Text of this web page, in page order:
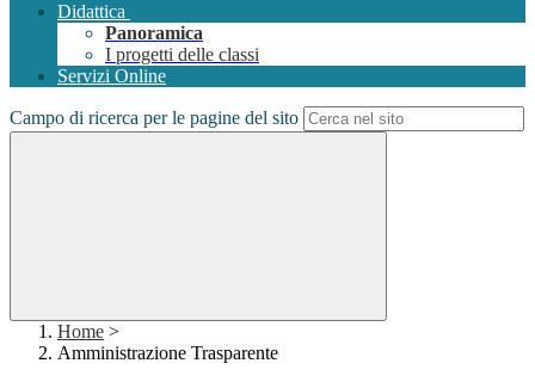
Didattica
Panoramica
I progetti delle classi
Servizi Online
Campo di ricerca per le pagine del sito
Home >
Amministrazione Trasparente